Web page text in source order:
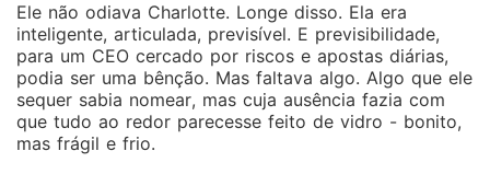
Ele não odiava Charlotte. Longe disso. Ela era
inteligente, articulada, previsível. E previsibilidade,
para um CEO cercado por riscos e apostas diárias,
podia ser uma bênção. Mas faltava algo. Algo que ele
sequer sabia nomear, mas cuja ausência fazia com
que tudo ao redor parecesse feito de vidro - bonito,
mas frágil e frio.